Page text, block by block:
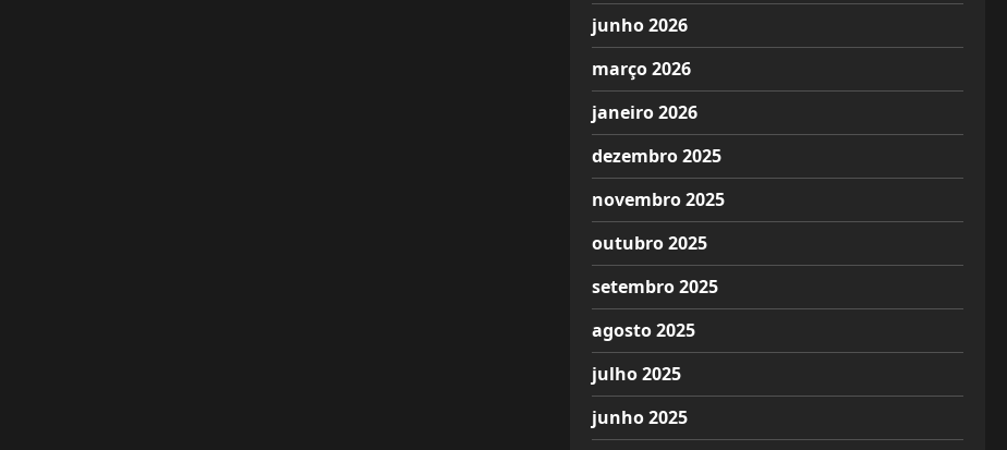
junho 2026
março 2026
janeiro 2026
dezembro 2025
novembro 2025
outubro 2025
setembro 2025
agosto 2025
julho 2025
junho 2025